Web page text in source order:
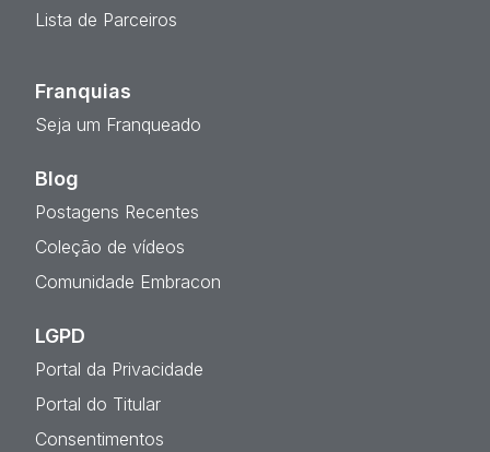
Lista de Parceiros
Franquias
Seja um Franqueado
Blog
Postagens Recentes
Coleção de vídeos
Comunidade Embracon
LGPD
Portal da Privacidade
Portal do Titular
Consentimentos